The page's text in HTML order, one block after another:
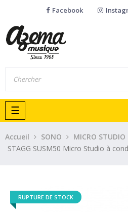
Facebook
Basculer
la
navigation
☰
Accueil SONO
MICRO STUDIO
STAGG SUSM50 Micro Studio à
RUPTURE DE STOCK